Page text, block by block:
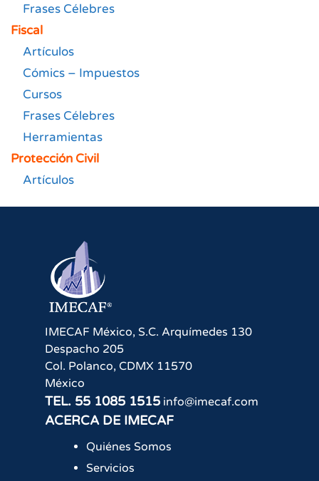
Frases Célebres
Fiscal
Artículos
Cómics – Impuestos
Cursos
Frases Célebres
Herramientas
Protección Civil
Artículos
IMECAF México, S.C. Arquímedes 130
Despacho 205
Col. Polanco, CDMX 11570
México
TEL. 55 1085 1515 info@imecaf.com
ACERCA DE IMECAF
Quiénes Somos
Servicios